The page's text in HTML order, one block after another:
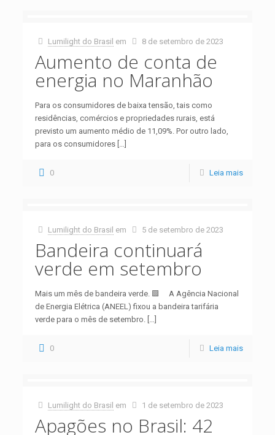
Lumilight do Brasil em 8 de setembro de 2023
Aumento de conta de
energia no Maranhão
Para os consumidores de baixa tensão, tais como
residências, comércios e propriedades rurais, está
previsto um aumento médio de 11,09%. Por outro lado,
para os consumidores […]
0 Leia mais
Lumilight do Brasil em 5 de setembro de 2023
Bandeira continuará
verde em setembro
Mais um mês de bandeira verde. 🟩 A Agência Nacional
de Energia Elétrica (ANEEL) fixou a bandeira tarifária
verde para o mês de setembro. […]
0 Leia mais
Lumilight do Brasil em 1 de setembro de 2023
Apagões no Brasil: 42